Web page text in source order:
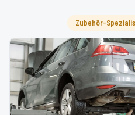
Zubehör-